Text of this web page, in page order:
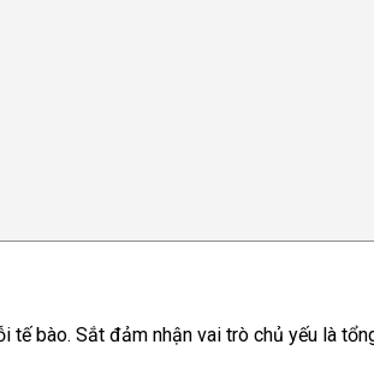
bào. Sắt đảm nhận vai trò chủ yếu là